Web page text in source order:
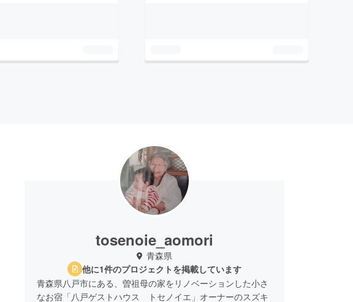
tosenoie_aomori
青森県
他に1件のプロジェクトを掲載しています
青森県八戸市にある、曽祖母の家をリノベーションした小さ
なお宿「八戸ゲストハウス トセノイエ」オーナーのスズキ